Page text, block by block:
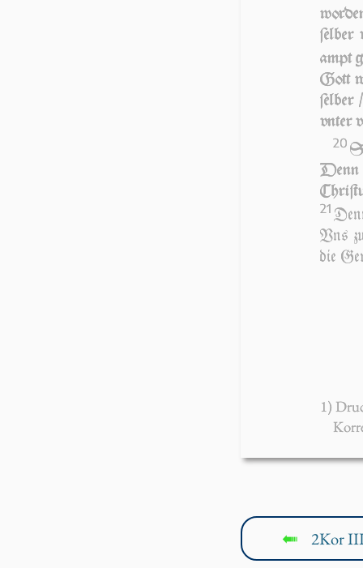
ampt
Gott
vn­ter
20
Denn
21
Vns
die
1)
↤ 2Kor